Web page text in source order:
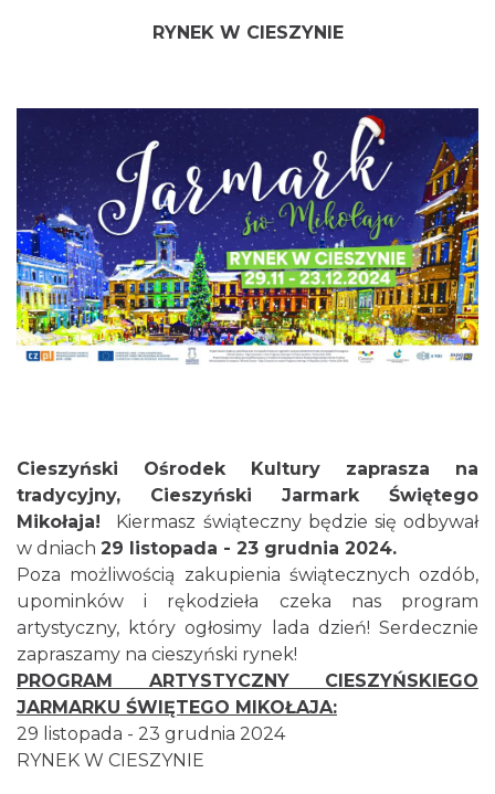
INTERPRETACJE "Miesiofoto" - wernisaż
wystawy zdjęć miesiąca Cieszyńskiego
Towarzystwa Fotograficznego
Cieszyn
2026-08-07
1.60 km
Cieszyn
2026-08-14
1.62 km
Cieszyn
RYNEK W CIESZYNIE
Cieszyński Ośrodek Kultury zaprasza na
tradycyjny, Cieszyński Jarmark Świętego
Mikołaja!
Kiermasz świąteczny będzie się odbywał
w dniach 29 listopada - 23 grudnia 2024.
Poza możliwością zakupienia świątecznych ozdób,
upominków i rękodzieła czeka nas program
artystyczny, który ogłosimy lada dzień! Serdecznie
zapraszamy na cieszyński rynek!
PROGRAM ARTYSTYCZNY CIESZYŃSKIEGO
JARMARKU ŚWIĘTEGO MIKOŁAJA:
29 listopada - 23 grudnia 2024
RYNEK W CIESZYNIE